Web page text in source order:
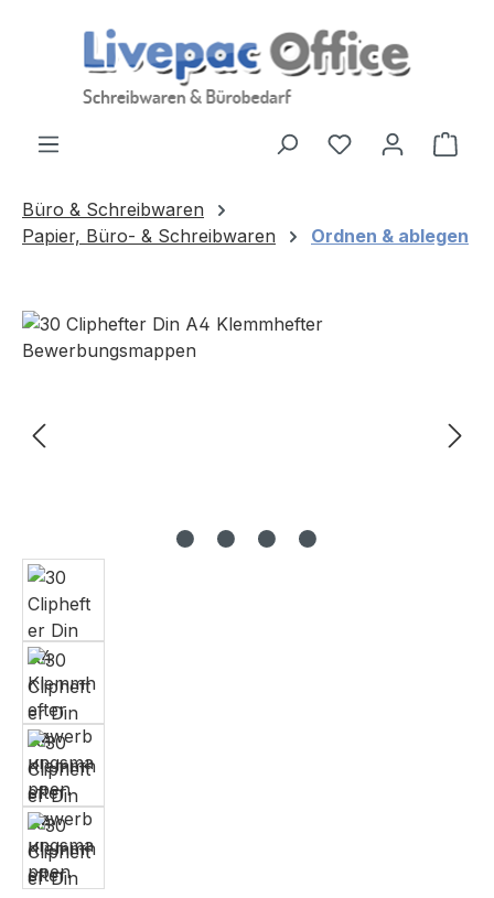
Zum Hauptinhalt springen
Büro & Schreibwaren
Papier, Büro- & Schreibwaren
Ordnen & ablegen
Bildergalerie überspringen